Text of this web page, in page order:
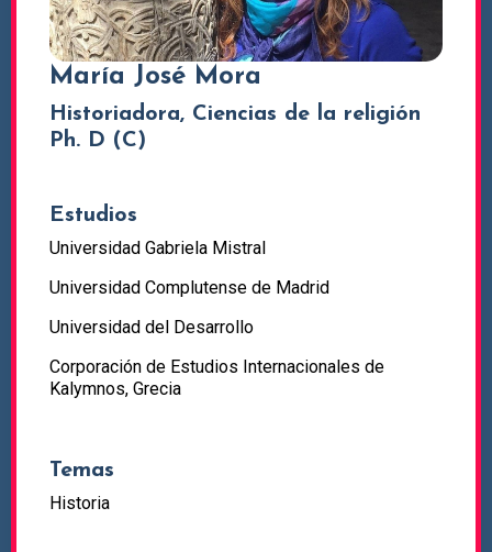
María José Mora
Historiadora, Ciencias de la religión
Ph. D (C)
Estudios
Universidad Gabriela Mistral
Universidad Complutense de Madrid
Universidad del Desarrollo
Corporación de Estudios Internacionales de
Kalymnos, Grecia
Temas
Historia